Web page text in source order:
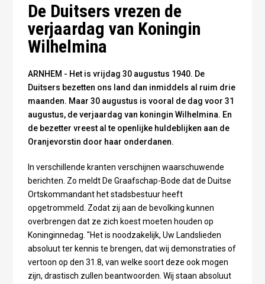
De Duitsers vrezen de
verjaardag van Koningin
Wilhelmina
ARNHEM - Het is vrijdag 30 augustus 1940. De
Duitsers bezetten ons land dan inmiddels al ruim drie
maanden. Maar 30 augustus is vooral de dag voor 31
augustus, de verjaardag van koningin Wilhelmina. En
de bezetter vreest al te openlijke huldeblijken aan de
Oranjevorstin door haar onderdanen.
In verschillende kranten verschijnen waarschuwende
berichten. Zo meldt De Graafschap-Bode dat de Duitse
Ortskommandant het stadsbestuur heeft
opgetrommeld. Zodat zij aan de bevolking kunnen
overbrengen dat ze zich koest moeten houden op
Koninginnedag. "Het is noodzakelijk, Uw Landslieden
absoluut ter kennis te brengen, dat wij demonstraties of
vertoon op den 31.8, van welke soort deze ook mogen
zijn, drastisch zullen beantwoorden. Wij staan absoluut